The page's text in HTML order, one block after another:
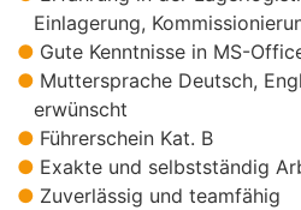
Einlagerung,
Gute Kenntnisse in MS-
Muttersprache Deutsch,
erwünscht
Führerschein Kat. B
Exakte und selbstständig
Zuverlässig und teamfähig